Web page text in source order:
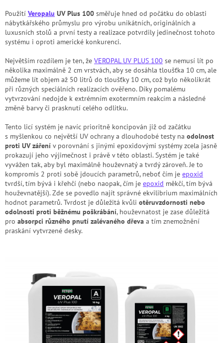
Použití Veropalu UV Plus 100 směřuje hned od počátku do oblasti
nábytkářského průmyslu pro výrobu unikátních, originálních a
luxusních stolů a první testy a realizace potvrdily jedinečnost tohoto
systému i oproti americké konkurenci.
Největším rozdílem je ten, že VEROPALUV PLUS 100 se nemusí lít po
několika maximálně 2 cm vrstvách, aby se dosáhla tloušťka 10 cm, ale
můžeme lít objem až 50 litrů do tloušťky 10 cm, což bylo několikrát
při různých speciálních realizacích ověřeno. Díky pomalému
vytvrzování nedojde k extrémním exotermním reakcím a následné
změně barvy či prasknutí celého odlitku.
Tento licí systém je navíc prioritně koncipován již od začátku
s myšlenkou co největší UV ochrany a dlouhodobé testy na odolnost
proti UV záření v porovnání s jinými epoxidovými systémy zcela jasně
prokazují jeho výjimečnost i právě v této oblasti. Systém je také
vyvážen tak, aby byl maximálně houževnatý a tvrdý zároveň. Je to
kompromis 2 proti sobě jdoucích parametrů, neboť čím je epoxid
tvrdší, tím bývá i křehčí (nebo naopak, čím je epoxid měkčí, tím bývá
houževnatější). Zde se povedlo najít správné ekvilibrium maximálních
hodnot parametrů. Tvrdost je důležitá kvůli otěruvzdornosti nebo
odolnosti proti běžnému poškrábání, houževnatost je zase důležitá
pro absorpci různého pnutí zalévaného dřeva a tím znemožnění
praskání vytvrzené desky.